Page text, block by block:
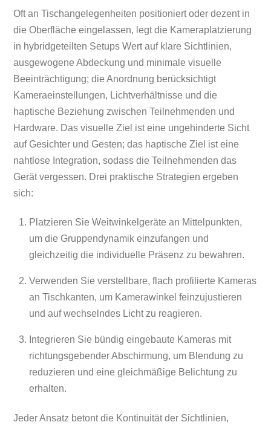
Oft an Tischangelegenheiten positioniert oder dezent in
die Oberfläche eingelassen, legt die Kameraplatzierung
in hybridgeteilten Setups Wert auf klare Sichtlinien,
ausgewogene Abdeckung und minimale visuelle
Beeinträchtigung; die Anordnung berücksichtigt
Kameraeinstellungen, Lichtverhältnisse und die
haptische Beziehung zwischen Teilnehmenden und
Hardware. Das visuelle Ziel ist eine ungehinderte Sicht
auf Gesichter und Gesten; das haptische Ziel ist eine
nahtlose Integration, sodass die Teilnehmenden das
Gerät vergessen. Drei praktische Strategien ergeben
sich:
Platzieren Sie Weitwinkelgeräte an Mittelpunkten,
um die Gruppendynamik einzufangen und
gleichzeitig die individuelle Präsenz zu bewahren.
Verwenden Sie verstellbare, flach profilierte Kameras
an Tischkanten, um Kamerawinkel feinzujustieren
und auf wechselndes Licht zu reagieren.
Integrieren Sie bündig eingebaute Kameras mit
richtungsgebender Abschirmung, um Blendung zu
reduzieren und eine gleichmäßige Belichtung zu
erhalten.
Jeder Ansatz betont die Kontinuität der Sichtlinien,